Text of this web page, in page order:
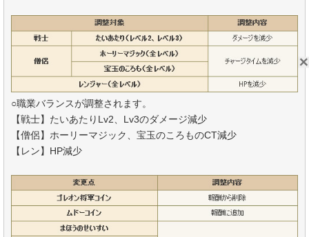
○職業バランスが調整されます。
【戦士】たいあたりLv2、Lv3のダメージ減少
【僧侶】ホーリーマジック、宝玉のころものCT減少
【レン】HP減少